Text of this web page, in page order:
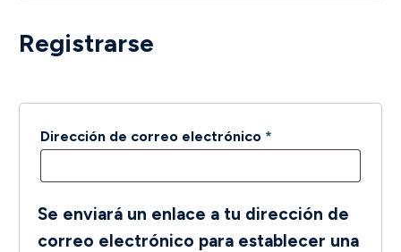
Registrarse
Dirección de correo electrónico *
Se enviará un enlace a tu dirección de
correo electrónico para establecer una